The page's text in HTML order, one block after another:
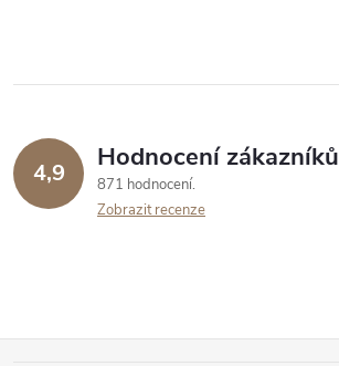
4,9 Hodnocení zákazníků
871 hodnocení
Zobrazit recenze